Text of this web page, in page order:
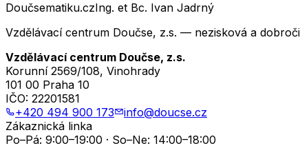
Doučsematiku.czIng. et Bc. Ivan Jadrný
Vzdělávací centrum Doučse, z.s. — nezisková a
Vzdělávací centrum Doučse, z.s.
Korunní 2569/108, Vinohrady
101 00 Praha 10
IČO: 22201581
+420 494 900 173
info@doucse.cz
Zákaznická linka
Po–Pá: 9:00–19:00 · So–Ne: 14:00–18:00